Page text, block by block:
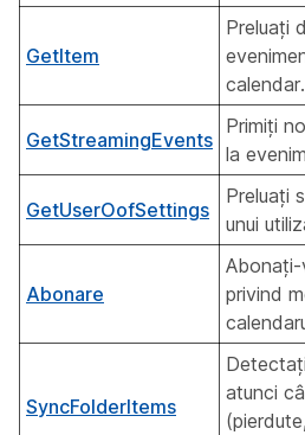
GetItem
Preluați
calendar.
GetStreamingEvents
Primiți
la
GetUserOofSettings
Preluați
unui
Abonare
privind
SyncFolderItems
atunci